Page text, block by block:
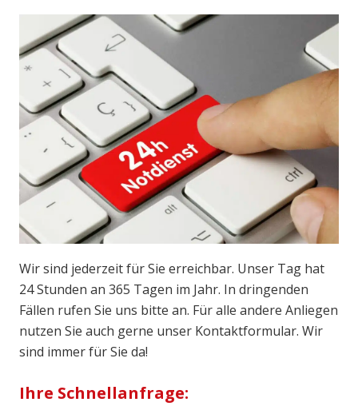
Wir sind jederzeit für Sie erreichbar. Unser Tag hat
24 Stunden an 365 Tagen im Jahr. In dringenden
Fällen rufen Sie uns bitte an. Für alle andere Anliegen
nutzen Sie auch gerne unser Kontaktformular. Wir
sind immer für Sie da!
Ihre Schnellanfrage: